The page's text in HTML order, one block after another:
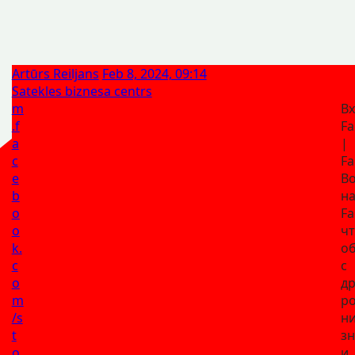
Artūrs Reiljans Feb 8, 2024, 09:14
Satekles biznesa centrs
m
.f
a
c
e
b
o
o
k.
c
o
m
/s
t
|
на
с